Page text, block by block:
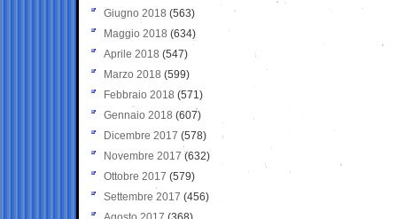
Giugno 2018 (563)
Maggio 2018 (634)
Aprile 2018 (547)
Marzo 2018 (599)
Febbraio 2018 (571)
Gennaio 2018 (607)
Dicembre 2017 (578)
Novembre 2017 (632)
Ottobre 2017 (579)
Settembre 2017 (456)